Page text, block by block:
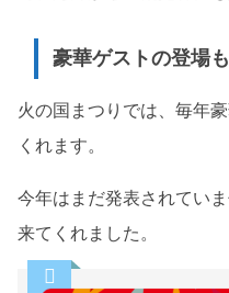
豪華ゲストの登場も
火の国まつりでは、毎年
くれます。
今年はまだ発表されてい
来てくれました。